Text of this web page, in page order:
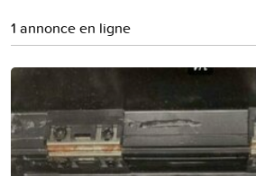
1 annonce en ligne